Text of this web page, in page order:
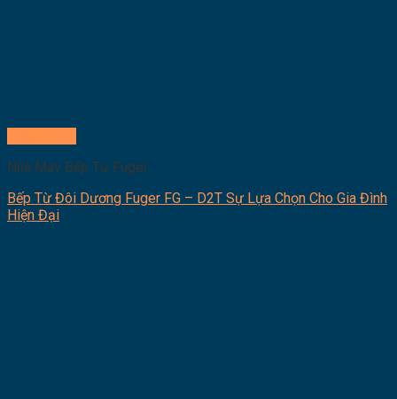
Nhà Máy Bếp Từ Fuger
Bếp Từ Đôi Dương Fuger FG – D2T Sự Lựa Chọn Cho Gia Đình
Hiện Đại